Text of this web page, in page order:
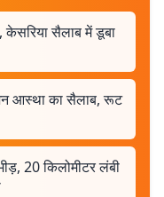
केसरिया सैलाब में डूबा
आस्था का सैलाब, रूट
20 किलोमीटर लंबी